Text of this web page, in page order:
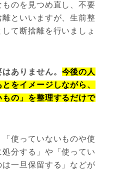
のを見つめ直し、不要
といいますが、生前整
て断捨離を行いましょ
ありません。 今後の人
をイメージしながら、
もの」を整理するだけで
使っていないものや使
分する」や「使ってい
一旦保留する」などが